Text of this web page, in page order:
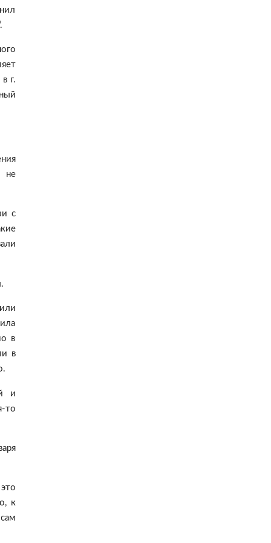
г.
не
с
в
в
и
то
к